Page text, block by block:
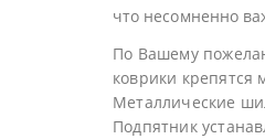
что несомненно
По Вашему
коврики крепятся
Металлические
Подпятник